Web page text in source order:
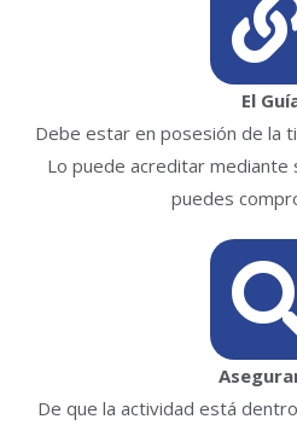
El
Debe estar en posesión de la
Lo puede acreditar mediante
puedes
De que la actividad está